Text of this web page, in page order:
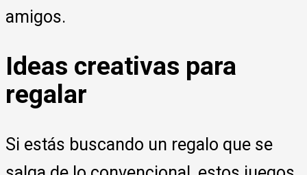
amigos.
Ideas creativas para
regalar
Si estás buscando un regalo que se